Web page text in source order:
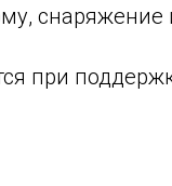
снаряжение
при